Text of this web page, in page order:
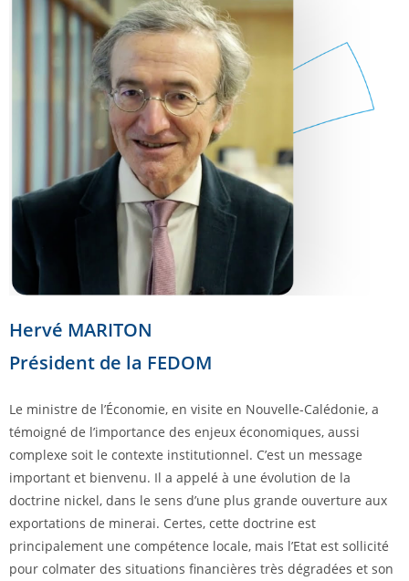
Hervé MARITON
Président de la FEDOM
Le ministre de l’Économie, en visite en Nouvelle-Calédonie, a
témoigné de l’importance des enjeux économiques, aussi
complexe soit le contexte institutionnel. C’est un message
important et bienvenu. Il a appelé à une évolution de la
doctrine nickel, dans le sens d’une plus grande ouverture aux
exportations de minerai. Certes, cette doctrine est
principalement une compétence locale, mais l’Etat est sollicité
pour colmater des situations financières très dégradées et son